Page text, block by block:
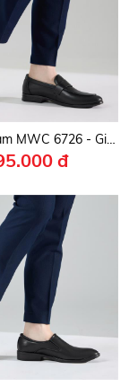
Giày Tây Nam MWC 6726 - Giày Mọi Nam Kiểu Monk Strap, Mũi Nhọn Phối Quai Da Có Khoá Kim Loại Tinh Tế, Sang Trọng.
đ